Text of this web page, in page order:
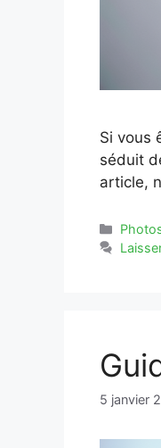
Si vous
séduit
article,
5 janvier